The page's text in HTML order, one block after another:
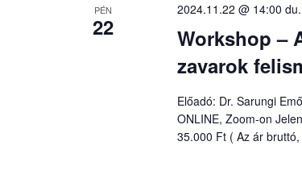
PÉN
22
Workshop –
zavarok
2024.11.22 @ 14:00 du.
Előadó: Dr. Sarungi
ONLINE, Zoom-on
35.000 Ft ( Az ár